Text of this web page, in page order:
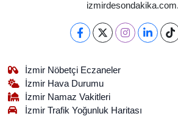
İzmir Nöbetçi Eczaneler
İzmir Hava Durumu
İzmir Namaz Vakitleri
İzmir Trafik Yoğunluk Haritası